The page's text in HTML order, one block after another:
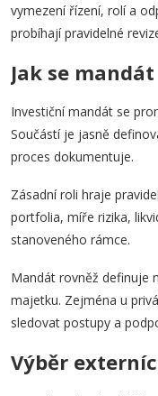
vymezení řízení, rolí a
probíhají pravidelné
Jak se
Investiční mandát se
Součástí je jasně
proces dokumentuje.
Zásadní roli hraje
portfolia, míře rizika,
stanoveného rámce.
Mandát rovněž definuje
majetku. Zejména u
sledovat postupy a
Výběr